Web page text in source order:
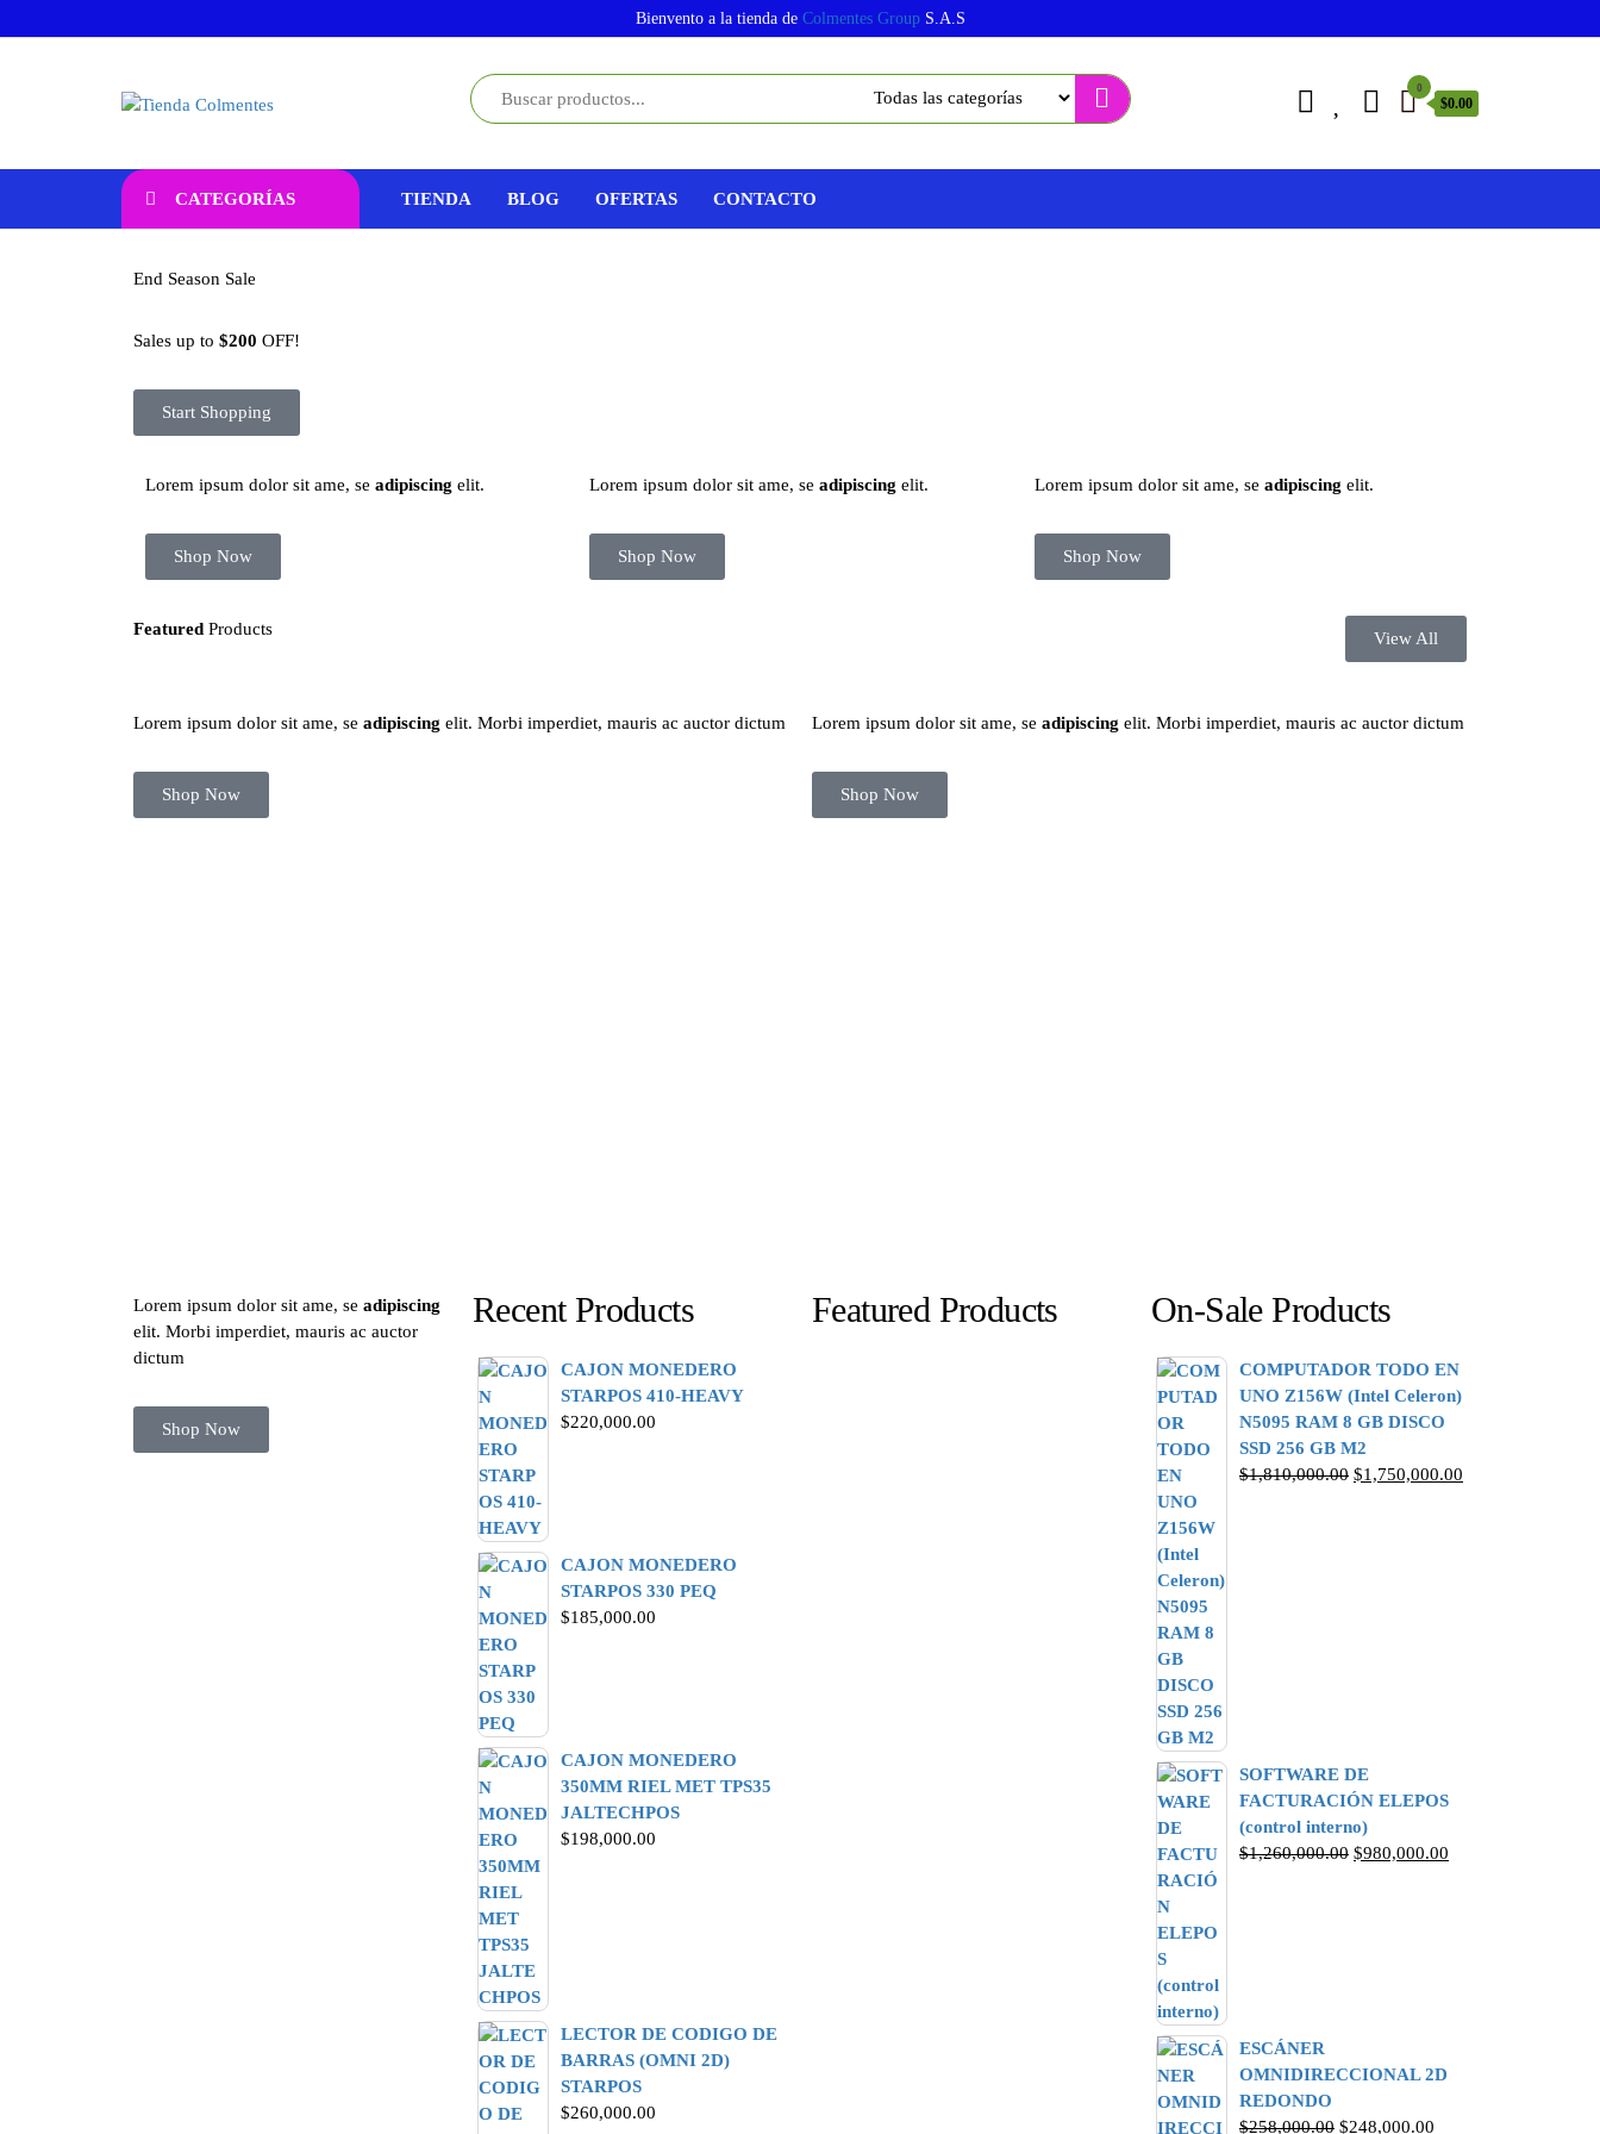
Bienvento a la tienda de Colmentes GroupS.A.S
0
$0.00
CATEGORÍAS TIENDA BLOG OFERTAS CONTACTO
End Season Sale
Sales up to $200 OFF!
Start Shopping
Lorem ipsum dolor sit ame, se adipiscing elit.
Shop Now
Lorem ipsum dolor sit ame, seadipiscing elit.
Shop Now
Lorem ipsum dolor sit ame, se adipiscing elit.
Shop Now
Featured Products View All
Lorem ipsum dolor sit ame, se adipiscing elit. Morbi imperdiet, mauris ac auctor dictum
Shop Now
Lorem ipsum dolor sit ame, se adipiscing elit. Morbi imperdiet, mauris ac auctor dictum
Shop Now
Lorem ipsum dolor sit ame, se adipiscing
elit. Morbi imperdiet, mauris ac auctor
dictum
Shop Now
Recent Products
CAJON MONEDERO
STARPOS 410-HEAVY
$220,000.00
CAJON MONEDERO
STARPOS 330 PEQ
$185,000.00
CAJON MONEDERO
350MM RIEL MET TPS35
JALTECHPOS
$198,000.00
LECTOR DE CODIGO DE
BARRAS (OMNI 2D)
STARPOS
$260,000.00
Featured Products On-Sale Products
COMPUTADOR TODO EN
UNO Z156W (Intel Celeron)
N5095 RAM 8 GB DISCO
SSD 256 GB M2
$1,810,000.00 $1,750,000.00
SOFTWARE DE
FACTURACIÓN ELEPOS
(control interno)
$1,260,000.00 $980,000.00
ESCÁNER
OMNIDIRECCIONAL 2D
REDONDO
$258,000.00 $248,000.00